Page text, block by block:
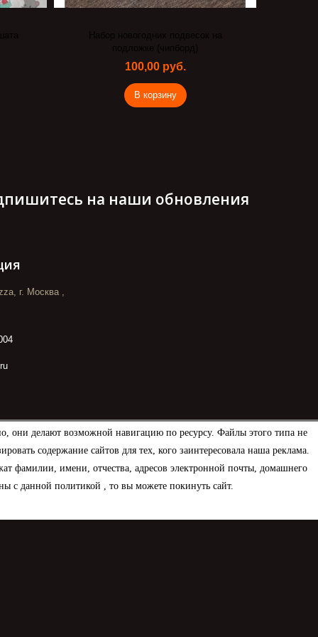
они делают возможной навигацию по ресурсу. Файлы этого типа не
содержание сайтов для тех, кого заинтересовала наша реклама.
фамилии, имени, отчества, адресов электронной почты, домашнего
с данной политикой , то вы можете покинуть сайт.
Base of Art декупажная карта А4
Shabby fon 25
92,00 руб.
В корзину
на наши обновления
г. Москва ,